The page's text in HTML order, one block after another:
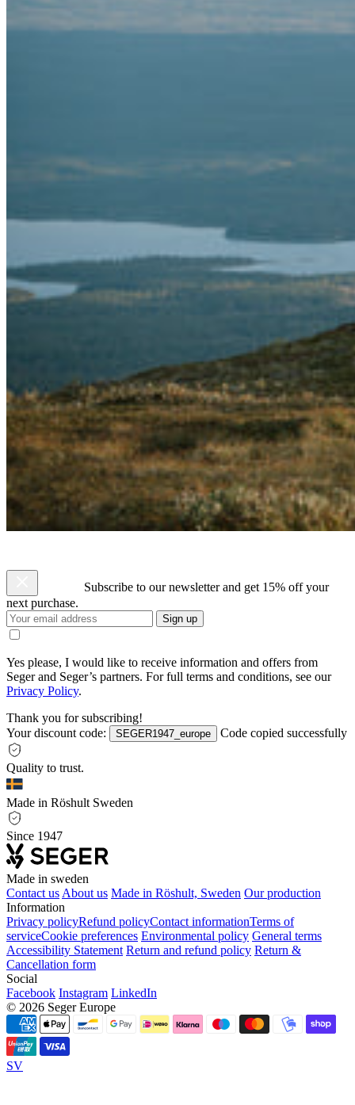
Subscribe to our newsletter and get 15% off your
next purchase.
Sign up
Yes please, I would like to receive information and offers from
Seger and Seger’s partners. For full terms and conditions, see our
Privacy Policy.
Thank you for subscribing!
Your discount code:
SEGER1947_europe Code copied successfully
Quality to trust.
Made in Röshult Sweden
Since 1947
Made in sweden
Contact us About us Made in Röshult, Sweden Our production
Information
Privacy policyRefund policyContact informationTerms of
serviceCookie preferences Environmental policy General terms
Accessibility Statement Return and refund policy Return &
Cancellation form
Social
Facebook Instagram LinkedIn
© 2026 Seger Europe
SV